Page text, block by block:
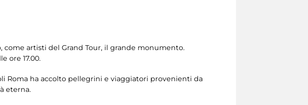
come artisti del Grand Tour, il grande monumento.
ore 17.00.
Roma ha accolto pellegrini e viaggiatori provenienti da
eterna.